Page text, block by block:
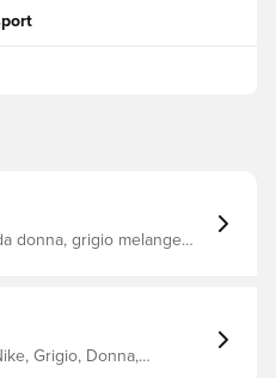
donna, grigio melange
Grigio, Donna,